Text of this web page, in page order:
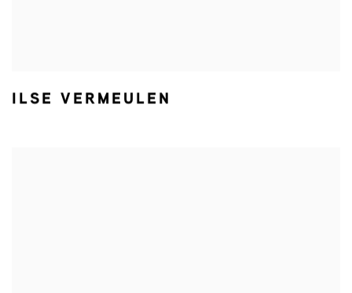
ILSE VERMEULEN